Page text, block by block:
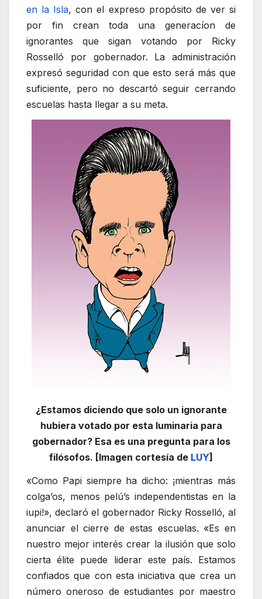
en la Isla, con el expreso propósito de ver si
por fin crean toda una generacíon de
ignorantes que sigan votando por Ricky
Rosselló por gobernador. La administración
expresó seguridad con que esto será más que
suficiente, pero no descartó seguir cerrando
escuelas hasta llegar a su meta.
¿Estamos diciendo que solo un ignorante
hubiera votado por esta luminaria para
gobernador? Esa es una pregunta para los
filósofos. [Imagen cortesía de LUY]
«Como Papi siempre ha dicho: ¡mientras más
colga’os, menos pelú’s independentistas en la
iupi!», declaró el gobernador Ricky Rosselló, al
anunciar el cierre de estas escuelas. «Es en
nuestro mejor interés crear la ilusión que solo
cierta élite puede liderar este país. Estamos
confiados que con esta iniciativa que crea un
número oneroso de estudiantes por maestro